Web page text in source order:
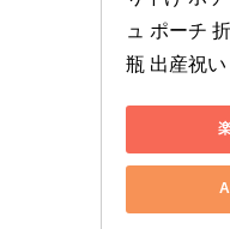
ュ ポーチ
瓶 出産祝い